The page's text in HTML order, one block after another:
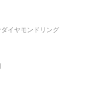
ダイヤモンドリング